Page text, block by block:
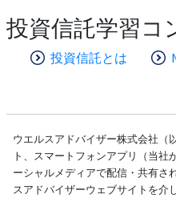
投資信託学習コ
投資信託とは
ウエルスアドバイザー株式会社（
ト、スマートフォンアプリ（当社
ーシャルメディアで配信・共有さ
スアドバイザーウェブサイトを介